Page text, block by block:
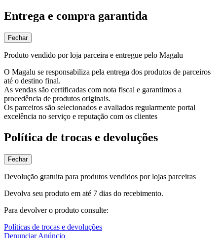
Entrega e compra garantida
Fechar
Produto vendido por loja parceira e entregue pelo Magalu
O Magalu se responsabiliza pela entrega dos produtos de parceiros
até o destino final.
As vendas são certificadas com nota fiscal e garantimos a
procedência de produtos originais.
Os parceiros são selecionados e avaliados regularmente portal
excelência no serviço e reputação com os clientes
Política de trocas e devoluções
Fechar
Devolução gratuita para produtos vendidos por lojas parceiras
Devolva seu produto em até 7 dias do recebimento.
Para devolver o produto consulte:
Políticas de trocas e devoluções
Denunciar Anúncio